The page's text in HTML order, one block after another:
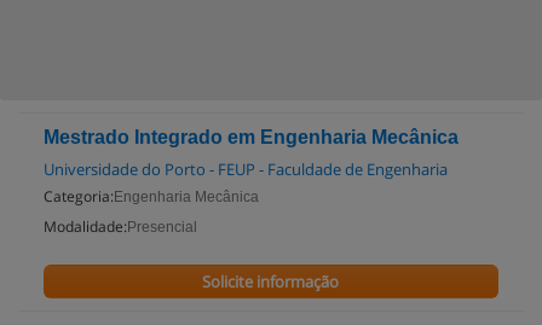
Mestrado Integrado em Engenharia Mecânica
Universidade do Porto - FEUP - Faculdade de Engenharia
Categoria: Engenharia Mecânica
Modalidade: Presencial
Solicite informação